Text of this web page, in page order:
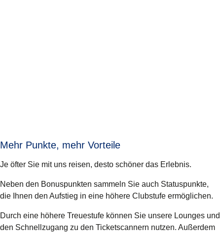
Mehr Punkte, mehr Vorteile
Je öfter Sie mit uns reisen, desto schöner das Erlebnis.
Neben den Bonuspunkten sammeln Sie auch Statuspunkte,
die Ihnen den Aufstieg in eine höhere Clubstufe ermöglichen.
Durch eine höhere Treuestufe können Sie unsere Lounges und
den Schnellzugang zu den Ticketscannern nutzen. Außerdem